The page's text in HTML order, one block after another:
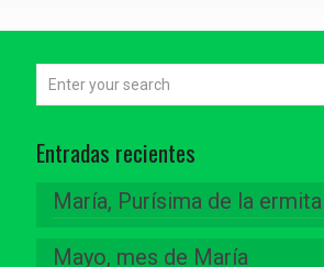
Entradas recientes
María, Purísima de la ermita
Mayo, mes de María